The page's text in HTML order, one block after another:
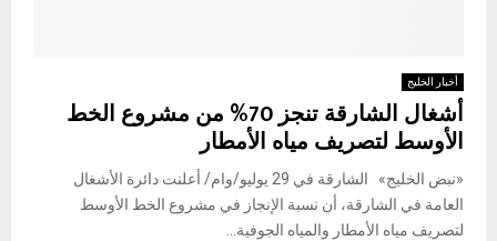
أخبار الخليج
أشغال الشارقة تنجز 70% من مشروع الخط
الأوسط لتصريف مياه الأمطار
«نبض الخليج» الشارقة في 29 يوليو/وام/ أعلنت دائرة الأشغال
العامة في الشارقة، أن نسبة الإنجاز في مشروع الخط الأوسط
لتصريف مياه الأمطار والمياه الجوفية...